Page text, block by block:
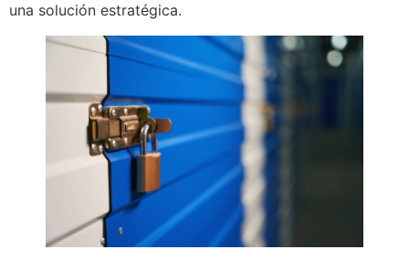
una solución estratégica.